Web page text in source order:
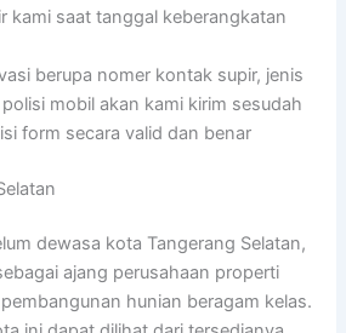
kami saat tanggal keberangkatan
berupa nomer kontak supir, jenis
mobil akan kami kirim sesudah
form secara valid dan benar
dewasa kota Tangerang Selatan,
ajang perusahaan properti
hunian beragam kelas.